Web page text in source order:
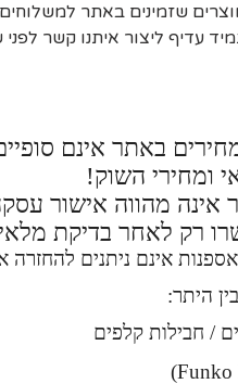
שזמינים באתר למשלוחים /
עדיף ליצור איתנו קשר
באתר אינם סופיים
ומחירי השוק!
אינה מהווה אישור
רק לאחר בדיקת
אינם ניתנים להחזרה
היתר:
/ חבילות קלפים